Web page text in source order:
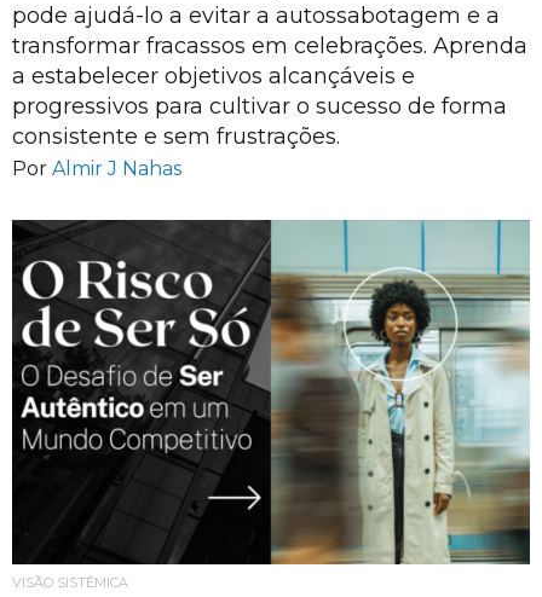
pode ajudá-lo a evitar a autossabotagem e a
transformar fracassos em celebrações. Aprenda
a estabelecer objetivos alcançáveis e
progressivos para cultivar o sucesso de forma
consistente e sem frustrações.
Por Almir J Nahas
VISÃO SISTÊMICA